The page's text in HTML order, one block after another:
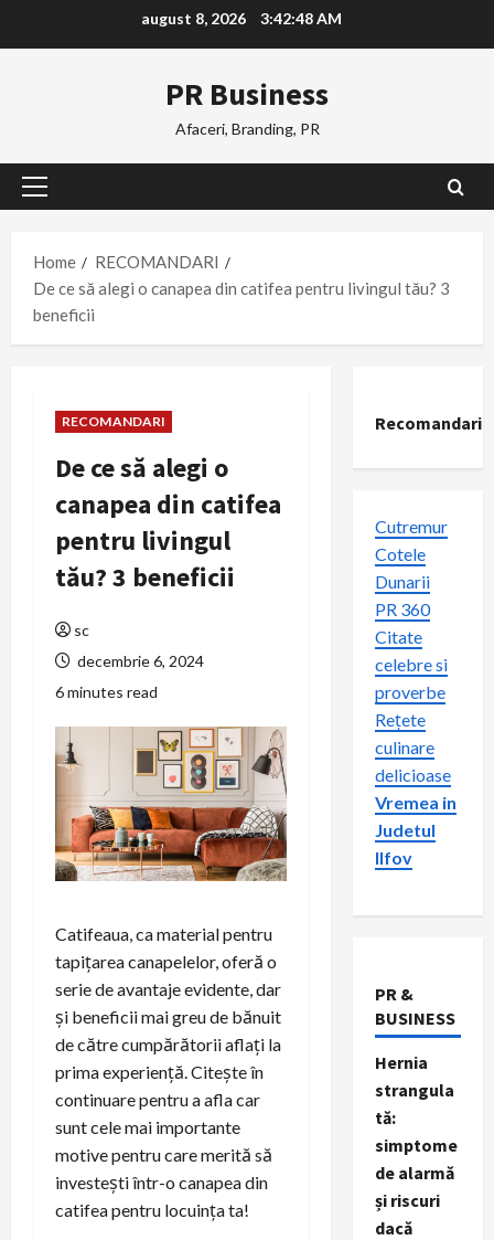
august 8, 2026 3:42:49 AM
PR Business
Afaceri, Branding, PR
Primary
Home
RECOMANDARI
De ce să alegi o canapea din catifea pentru livingul tău? 3
beneficii
RECOMANDARI
De ce să alegi o
canapea din catifea
pentru livingul
tău? 3 beneficii
sc
decembrie 6, 2024
6 minutes read
Catifeaua, ca material pentru
tapițarea canapelelor, oferă o
serie de avantaje evidente, dar
și beneficii mai greu de bănuit
de către cumpărătorii aflați la
prima experiență. Citește în
continuare pentru a afla car
sunt cele mai importante
motive pentru care merită să
investești într-o canapea din
catifea pentru locuința ta!
Recomandari
Cutremur
Cotele
Dunarii
PR 360
Citate
celebre si
proverbe
Rețete
culinare
delicioase
Vremea in
Judetul
Ilfov
PR &
BUSINESS
Hernia
strangula
tă:
simptome
de alarmă
și riscuri
dacă